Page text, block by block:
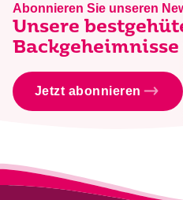
Abonnieren Sie unseren
Unsere
Jetzt abonnieren